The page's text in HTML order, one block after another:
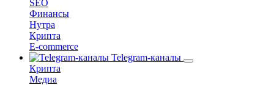
SEO
Финансы
Нутра
Крипта
E-commerce
Telegram-каналы
Крипта
Медиа